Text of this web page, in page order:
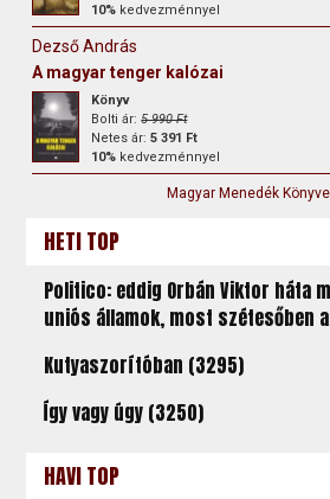
10% kedvezménnyel
Dezső András
A magyar tenger kalózai
Könyv
Bolti ár:5 990 Ft
Netes ár:5 391 Ft
10% kedvezménnyel
Magyar Menedék
HETI TOP
Politico: eddig Orbán Viktor háta
uniós államok, most szétesőben
Kutyaszorítóban (3295)
Így vagy úgy (3250)
HAVI TOP